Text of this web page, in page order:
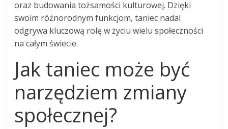
oraz budowania tożsamości kulturowej. Dzięki
swoim różnorodnym funkcjom, taniec nadal
odgrywa kluczową rolę w życiu wielu społeczności
na całym świecie.
Jak taniec może być
narzędziem zmiany
społecznej?